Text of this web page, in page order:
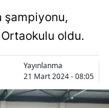
şampiyonu,
oldu.
Yayınlanma
21 Mart 2024 - 08:05